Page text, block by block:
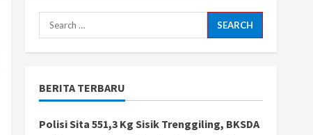
Search
for:
BERITA TERBARU
Polisi Sita 551,3 Kg Sisik Trenggiling, BKSDA